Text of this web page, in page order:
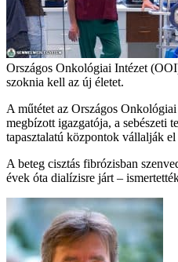
Országos Onkológiai Intézet
szoknia kell az új életet.
A műtétet az Országos
megbízott igazgatója, a sebészeti
tapasztalatú központok vállalják el
A beteg cisztás fibrózisban
évek óta dialízisre járt –